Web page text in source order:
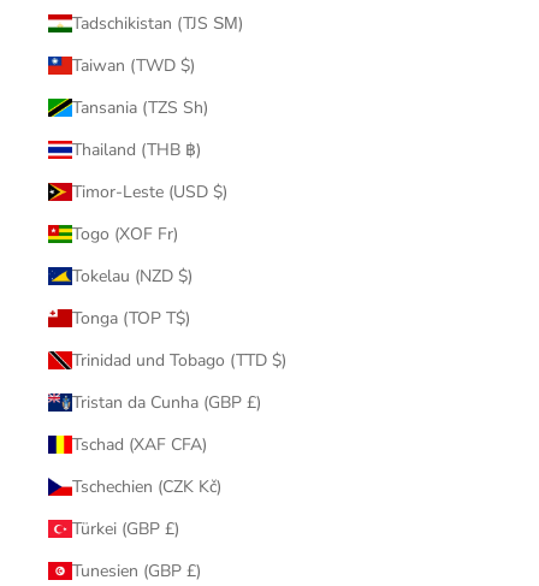
Tadschikistan (TJS ЅМ)
Taiwan (TWD $)
Tansania (TZS Sh)
Thailand (THB ฿)
Timor-Leste (USD $)
Togo (XOF Fr)
Tokelau (NZD $)
Tonga (TOP T$)
Trinidad und Tobago (TTD $)
Tristan da Cunha (GBP £)
Tschad (XAF CFA)
Tschechien (CZK Kč)
Türkei (GBP £)
Tunesien (GBP £)